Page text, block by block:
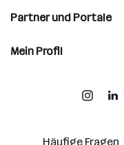
Partner und Portale
Mein Profil
Häufige Fragen